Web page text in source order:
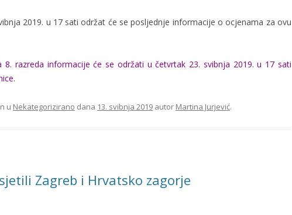
2019. u 17 sati održat će se posljednje informacije o ocjenama za ovu
8. razreda informacije će se održati u četvrtak 23. svibnja 2019. u 17 sati
u Nekategorizirano dana 13. svibnja 2019 autor Martina Jurjević.
Zagreb i Hrvatsko zagorje